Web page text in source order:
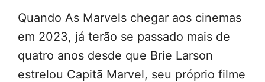
Quando As Marvels chegar aos cinemas
em 2023, já terão se passado mais de
quatro anos desde que Brie Larson
estrelou Capitã Marvel, seu próprio filme